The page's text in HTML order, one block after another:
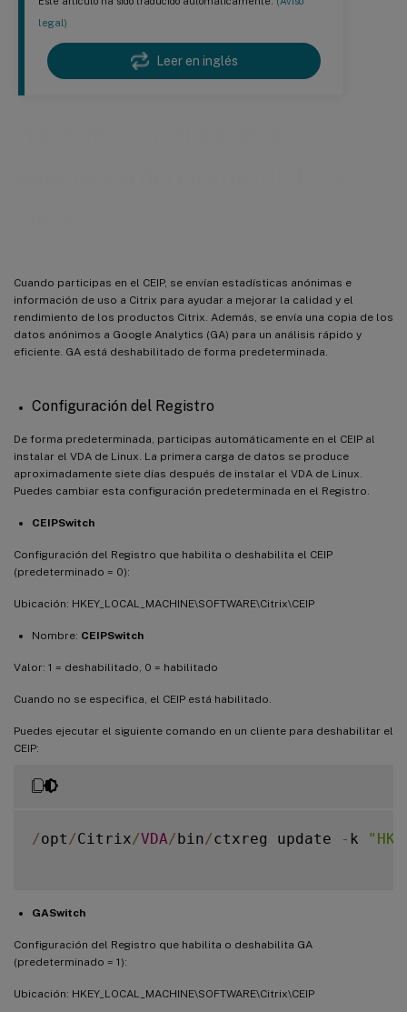
legal)
Leer en inglés
Cuando participas en el CEIP, se envían estadísticas anónimas e
información de uso a Citrix para ayudar a mejorar la calidad y el
rendimiento de los productos Citrix. Además, se envía una copia de los
datos anónimos a Google Analytics (GA) para un análisis rápido y
eficiente. GA está deshabilitado de forma predeterminada.
Configuración del Registro
De forma predeterminada, participas automáticamente en el CEIP al
instalar el VDA de Linux. La primera carga de datos se produce
aproximadamente siete días después de instalar el VDA de Linux.
Puedes cambiar esta configuración predeterminada en el Registro.
CEIPSwitch
Configuración del Registro que habilita o deshabilita el CEIP
(predeterminado = 0):
Ubicación: HKEY_LOCAL_MACHINE\SOFTWARE\Citrix\CEIP
Nombre: CEIPSwitch
Valor: 1 = deshabilitado, 0 = habilitado
Cuando no se especifica, el CEIP está habilitado.
Puedes ejecutar el siguiente comando en un cliente para deshabilitar el
CEIP:
/opt /Citrix/VDA/bin/ctxreg update - k
GASwitch
Configuración del Registro que habilita o deshabilita GA
(predeterminado = 1):
Ubicación: HKEY_LOCAL_MACHINE\SOFTWARE\Citrix\CEIP